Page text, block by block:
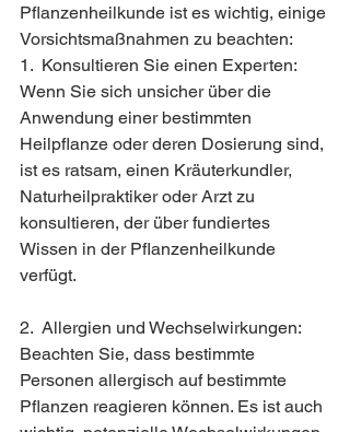
Pflanzenheilkunde ist es wichtig, einige
Vorsichtsmaßnahmen zu beachten:
1.  Konsultieren Sie einen Experten:
Wenn Sie sich unsicher über die
Anwendung einer bestimmten
Heilpflanze oder deren Dosierung sind,
ist es ratsam, einen Kräuterkundler,
Naturheilpraktiker oder Arzt zu
konsultieren, der über fundiertes
Wissen in der Pflanzenheilkunde
verfügt.
2.  Allergien und Wechselwirkungen:
Beachten Sie, dass bestimmte
Personen allergisch auf bestimmte
Pflanzen reagieren können. Es ist auch